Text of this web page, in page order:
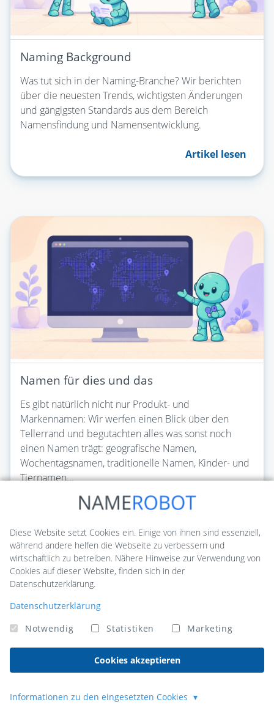
Naming Background
Was tut sich in der Naming-Branche? Wir berichten
über die neuesten Trends, wichtigsten Änderungen
und gängigsten Standards aus dem Bereich
Namensfindung und Namensentwicklung.
Artikel lesen
Namen für dies und das
Es gibt natürlich nicht nur Produkt- und
Markennamen: Wir werfen einen Blick über den
Tellerrand und begutachten alles was sonst noch
einen Namen trägt: geografische Namen,
Wochentagsnamen, traditionelle Namen, Kinder- und
Tiernamen...
Artikel lesen
NameRobot
Aspekte der Namensfindung - von intelligenten, KI-gestützten
Diese Website setzt Cookies ein. Einige von ihnen sind essenziell,
während andere helfen die Webseite zu verbessern und
wirtschaftlich zu betreiben. Nähere Hinweise zur Verwendung von
Cookies auf dieser Website, finden sich in der
Datenschutzerklärung.
Datenschutzerklärung
Notwendig
Statistiken Marketing
Cookies akzeptieren
Informationen zu den eingesetzten Cookies